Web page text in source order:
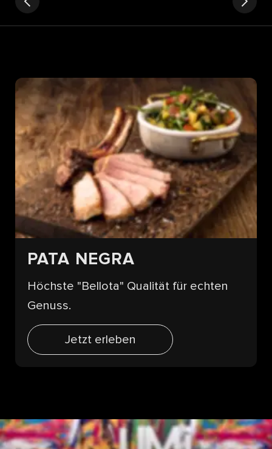
PATA NEGRA
Höchste "Bellota" Qualität für echten
Genuss.
Jetzt erleben